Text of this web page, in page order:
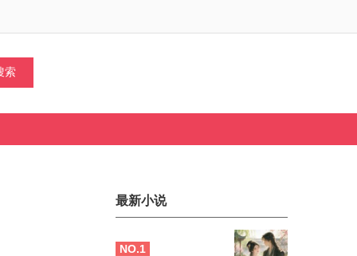
最新小说
NO.1